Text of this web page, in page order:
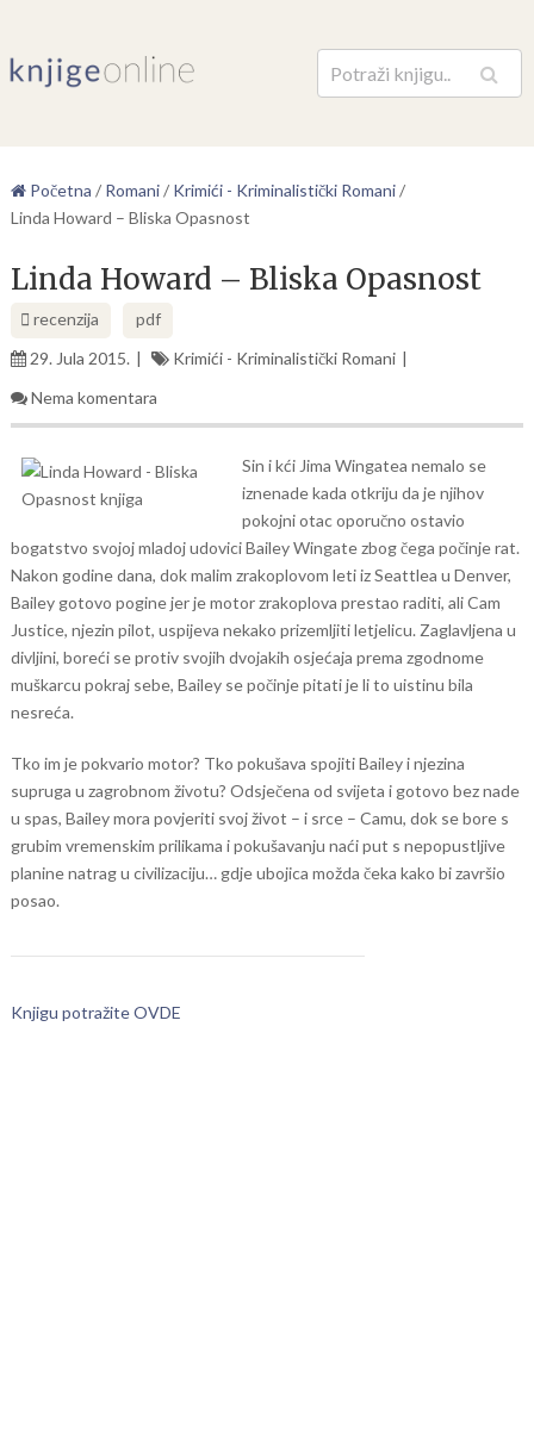
Pretraga
Početna / Romani/ Krimići - Kriminalistički Romani/
Linda Howard – Bliska Opasnost
Linda Howard – Bliska Opasnost
recenzija
pdf
29. Jula 2015.
Krimići - Kriminalistički Romani
Nema komentara
Sin i kći Jima Wingatea nemalo se
iznenade kada otkriju da je njihov
pokojni otac oporučno ostavio
bogatstvo svojoj mladoj udovici Bailey Wingate zbog čega počinje rat.
Nakon godine dana, dok malim zrakoplovom leti iz Seattlea u Denver,
Bailey gotovo pogine jer je motor zrakoplova prestao raditi, ali Cam
Justice, njezin pilot, uspijeva nekako prizemljiti letjelicu. Zaglavljena u
divljini, boreći se protiv svojih dvojakih osjećaja prema zgodnome
muškarcu pokraj sebe, Bailey se počinje pitati je li to uistinu bila
nesreća.
Tko im je pokvario motor? Tko pokušava spojiti Bailey i njezina
supruga u zagrobnom životu? Odsječena od svijeta i gotovo bez nade
u spas, Bailey mora povjeriti svoj život – i srce – Camu, dok se bore s
grubim vremenskim prilikama i pokušavanju naći put s nepopustljive
planine natrag u civilizaciju… gdje ubojica možda čeka kako bi završio
posao.
Knjigu potražite OVDE